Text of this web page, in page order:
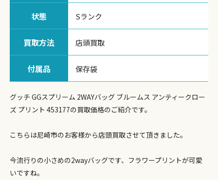
状態 Sランク
買取方法 店頭買取
付属品 保存袋
グッチ GGスプリーム 2WAYバッグ ブルームス アンティークロー
ズ プリント 453177の買取価格のご紹介です。
こちらは尼崎市のお客様から店頭買取させて頂きました。
今流行りの小さめの2wayバッグです、フラワープリントが可愛
いですね。